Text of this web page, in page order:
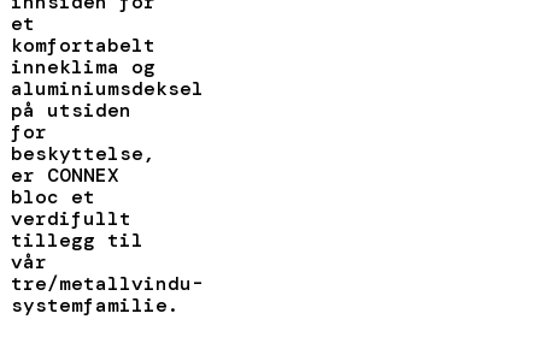
et
komfortabelt
inneklima og
aluminiumsdeksel
på utsiden
for
beskyttelse,
er CONNEX
bloc et
verdifullt
tillegg til
vår
tre/metallvindu-
systemfamilie.